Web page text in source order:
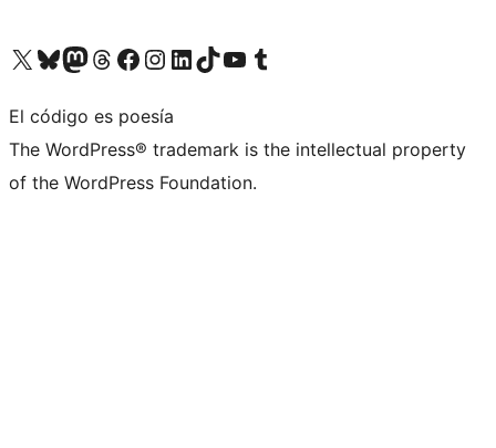
Visita nuestra cuenta de X (anteriormente Twitter)
Visita nuestra cuenta de Bluesky
Visita nuestra cuenta de Mastodon
Visita nuestra cuenta de Threads
Visita nuestra página de Facebook
Visita nuestra cuenta de Instagram
Visita nuestra cuenta de LinkedIn
Visita nuestra cuenta de TikTok
Visita nuestro canal de YouTube
Visita nuestra cuenta de Tumblr
El código es poesía
The WordPress® trademark is the intellectual property
of the WordPress Foundation.